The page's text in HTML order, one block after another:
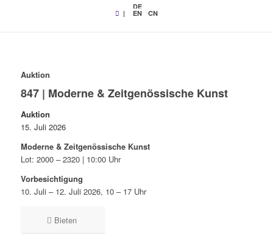
|
DE
EN CN
Auktion
847 | Moderne & Zeitgenössische Kunst
Auktion
15. Juli 2026
Moderne & Zeitgenössische Kunst
Lot: 2000 – 2320 | 10:00 Uhr
Vorbesichtigung
10. Juli – 12. Juli 2026, 10 – 17 Uhr
Bieten